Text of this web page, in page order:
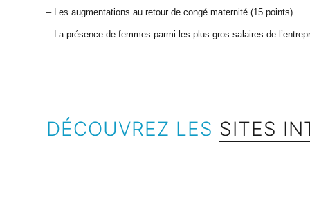
– Les augmentations au retour de congé maternité (15 points).
– La présence de femmes parmi les plus gros salaires de
DÉCOUVREZ LES SITES